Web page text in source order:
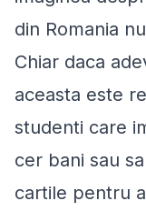
din Romania
Chiar daca
aceasta este
studenti care
cer bani sau
cartile pentru